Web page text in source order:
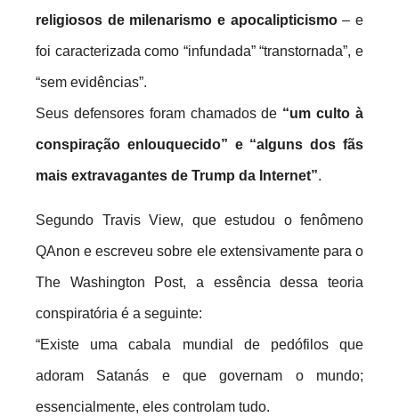
religiosos de milenarismo e apocalipticismo– e
foi caracterizada como “infundada” “transtornada”, e
“sem evidências”.
Seus defensores foram chamados de “um culto à
conspiração enlouquecido” e “alguns dos fãs
mais extravagantes de Trump da Internet”.
Segundo Travis View, que estudou o fenômeno
QAnon e escreveu sobre ele extensivamente para o
The Washington Post, a essência dessa teoria
conspiratória é a seguinte:
“Existe uma cabala mundial de pedófilos que
adoram Satanás e que governam o mundo;
essencialmente, eles controlam tudo.